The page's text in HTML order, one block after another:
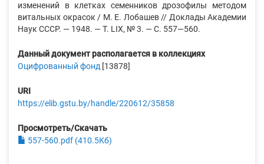
изменений в клетках семенников дрозофилы методом
витальных окрасок / М. Е. Лобашев // Доклады Академии
Наук СССР. — 1948. — Т. LIX, № 3. — С. 557—560.
Данный документ располагается в коллекциях
Оцифрованный фонд [13878]
URI
https://elib.gstu.by/handle/220612/35858
Просмотреть/Скачать
557-560.pdf (410.5Кб)